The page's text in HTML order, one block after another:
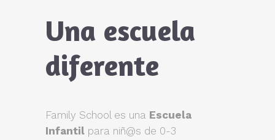
Una escuela
diferente
Family School es una Escuela
Infantil para niñ@s de 0-3